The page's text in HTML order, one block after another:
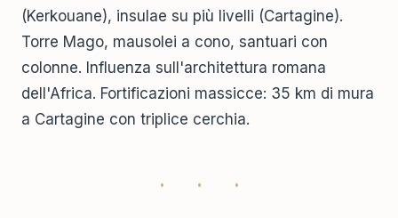
(Kerkouane), insulae su più livelli (Cartagine).
Torre Mago, mausolei a cono, santuari con
colonne. Influenza sull'architettura romana
dell'Africa. Fortificazioni massicce: 35 km di mura
a Cartagine con triplice cerchia.
· · ·